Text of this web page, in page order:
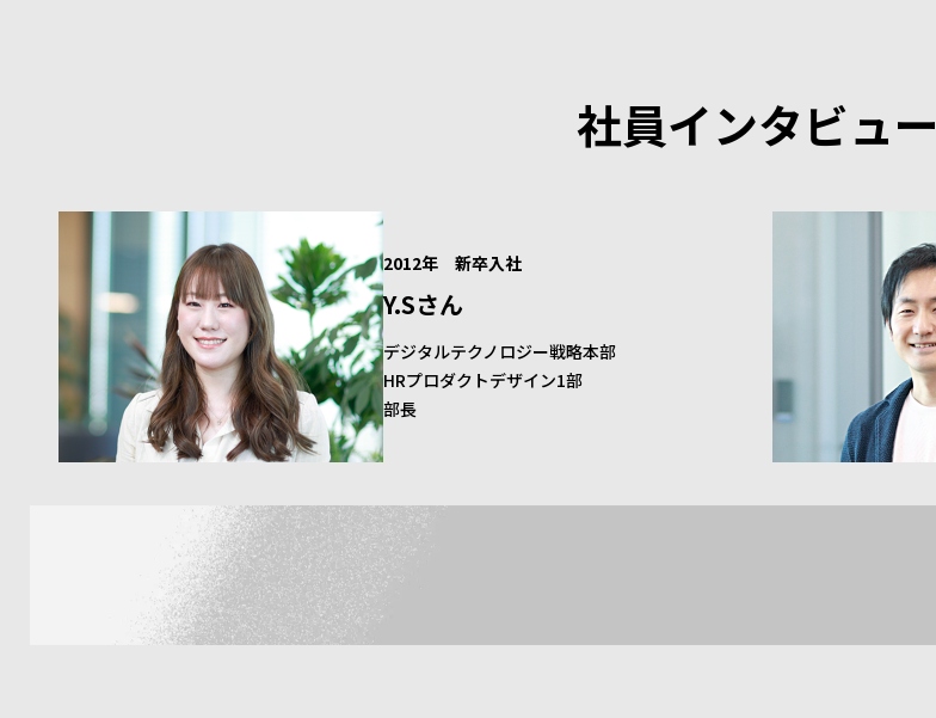
社員インタビュー
2012年 新卒入社
Y.Sさん
デジタルテクノロジー戦略本部
HRプロダクトデザイン1部
部長